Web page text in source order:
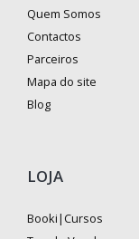
Quem Somos
Contactos
Parceiros
Mapa do site
Blog
LOJA
Booki|Cursos